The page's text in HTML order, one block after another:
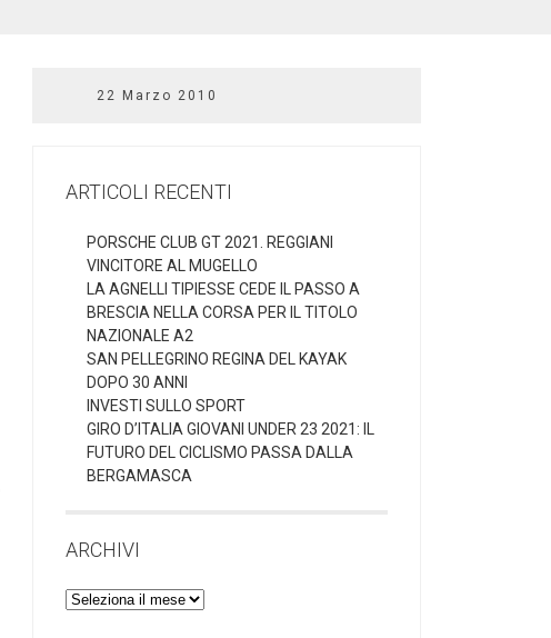
22 Marzo 2010
ARTICOLI RECENTI
PORSCHE CLUB GT 2021. REGGIANI
VINCITORE AL MUGELLO
LA AGNELLI TIPIESSE CEDE IL PASSO A
BRESCIA NELLA CORSA PER IL TITOLO
NAZIONALE A2
SAN PELLEGRINO REGINA DEL KAYAK
DOPO 30 ANNI
INVESTI SULLO SPORT
GIRO D’ITALIA GIOVANI UNDER 23 2021: IL
FUTURO DEL CICLISMO PASSA DALLA
BERGAMASCA
ARCHIVI
Archivi